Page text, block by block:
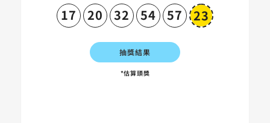
17 20 32 54 57 23Megaball
抽獎結果
*估算頭獎